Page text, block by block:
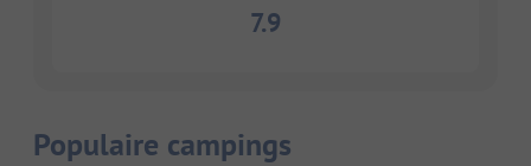
7.9
Populaire campings